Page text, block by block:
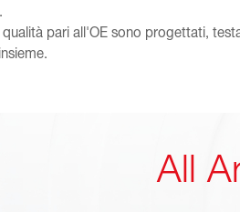
qualità pari all'OE sono progettati,
All